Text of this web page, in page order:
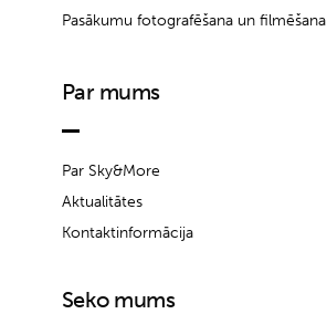
Pasākumu fotografēšana un filmēšana
Par mums
Par Sky&More
Aktualitātes
Kontaktinformācija
Seko mums